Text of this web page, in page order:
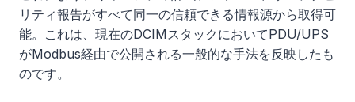
リティ報告がすべて同一の信頼できる情報源から取得可
能。これは、現在のDCIMスタックにおいてPDU/UPS
がModbus経由で公開される一般的な手法を反映したも
のです。